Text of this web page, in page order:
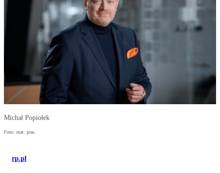
Michał Popiołek
Foto: mat. pras.
rp.pl